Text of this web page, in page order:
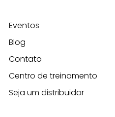
Eventos
Blog
Contato
Centro de treinamento
Seja um distribuidor